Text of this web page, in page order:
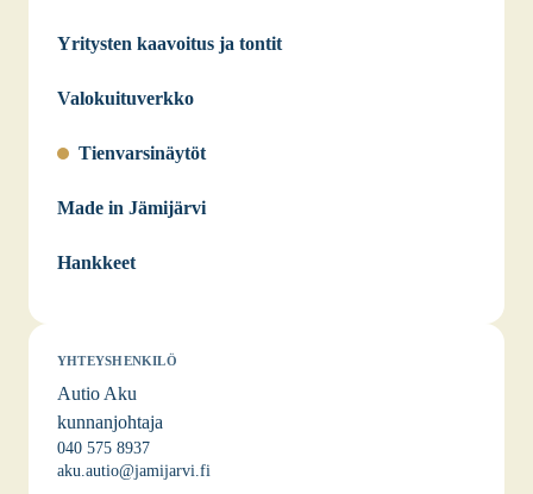
Yritysten kaavoitus ja tontit
Valokuituverkko
Tienvarsinäytöt
Made in Jämijärvi
Hankkeet
YHTEYSHENKILÖ
Autio Aku
kunnanjohtaja
040 575 8937
aku.autio@jamijarvi.fi